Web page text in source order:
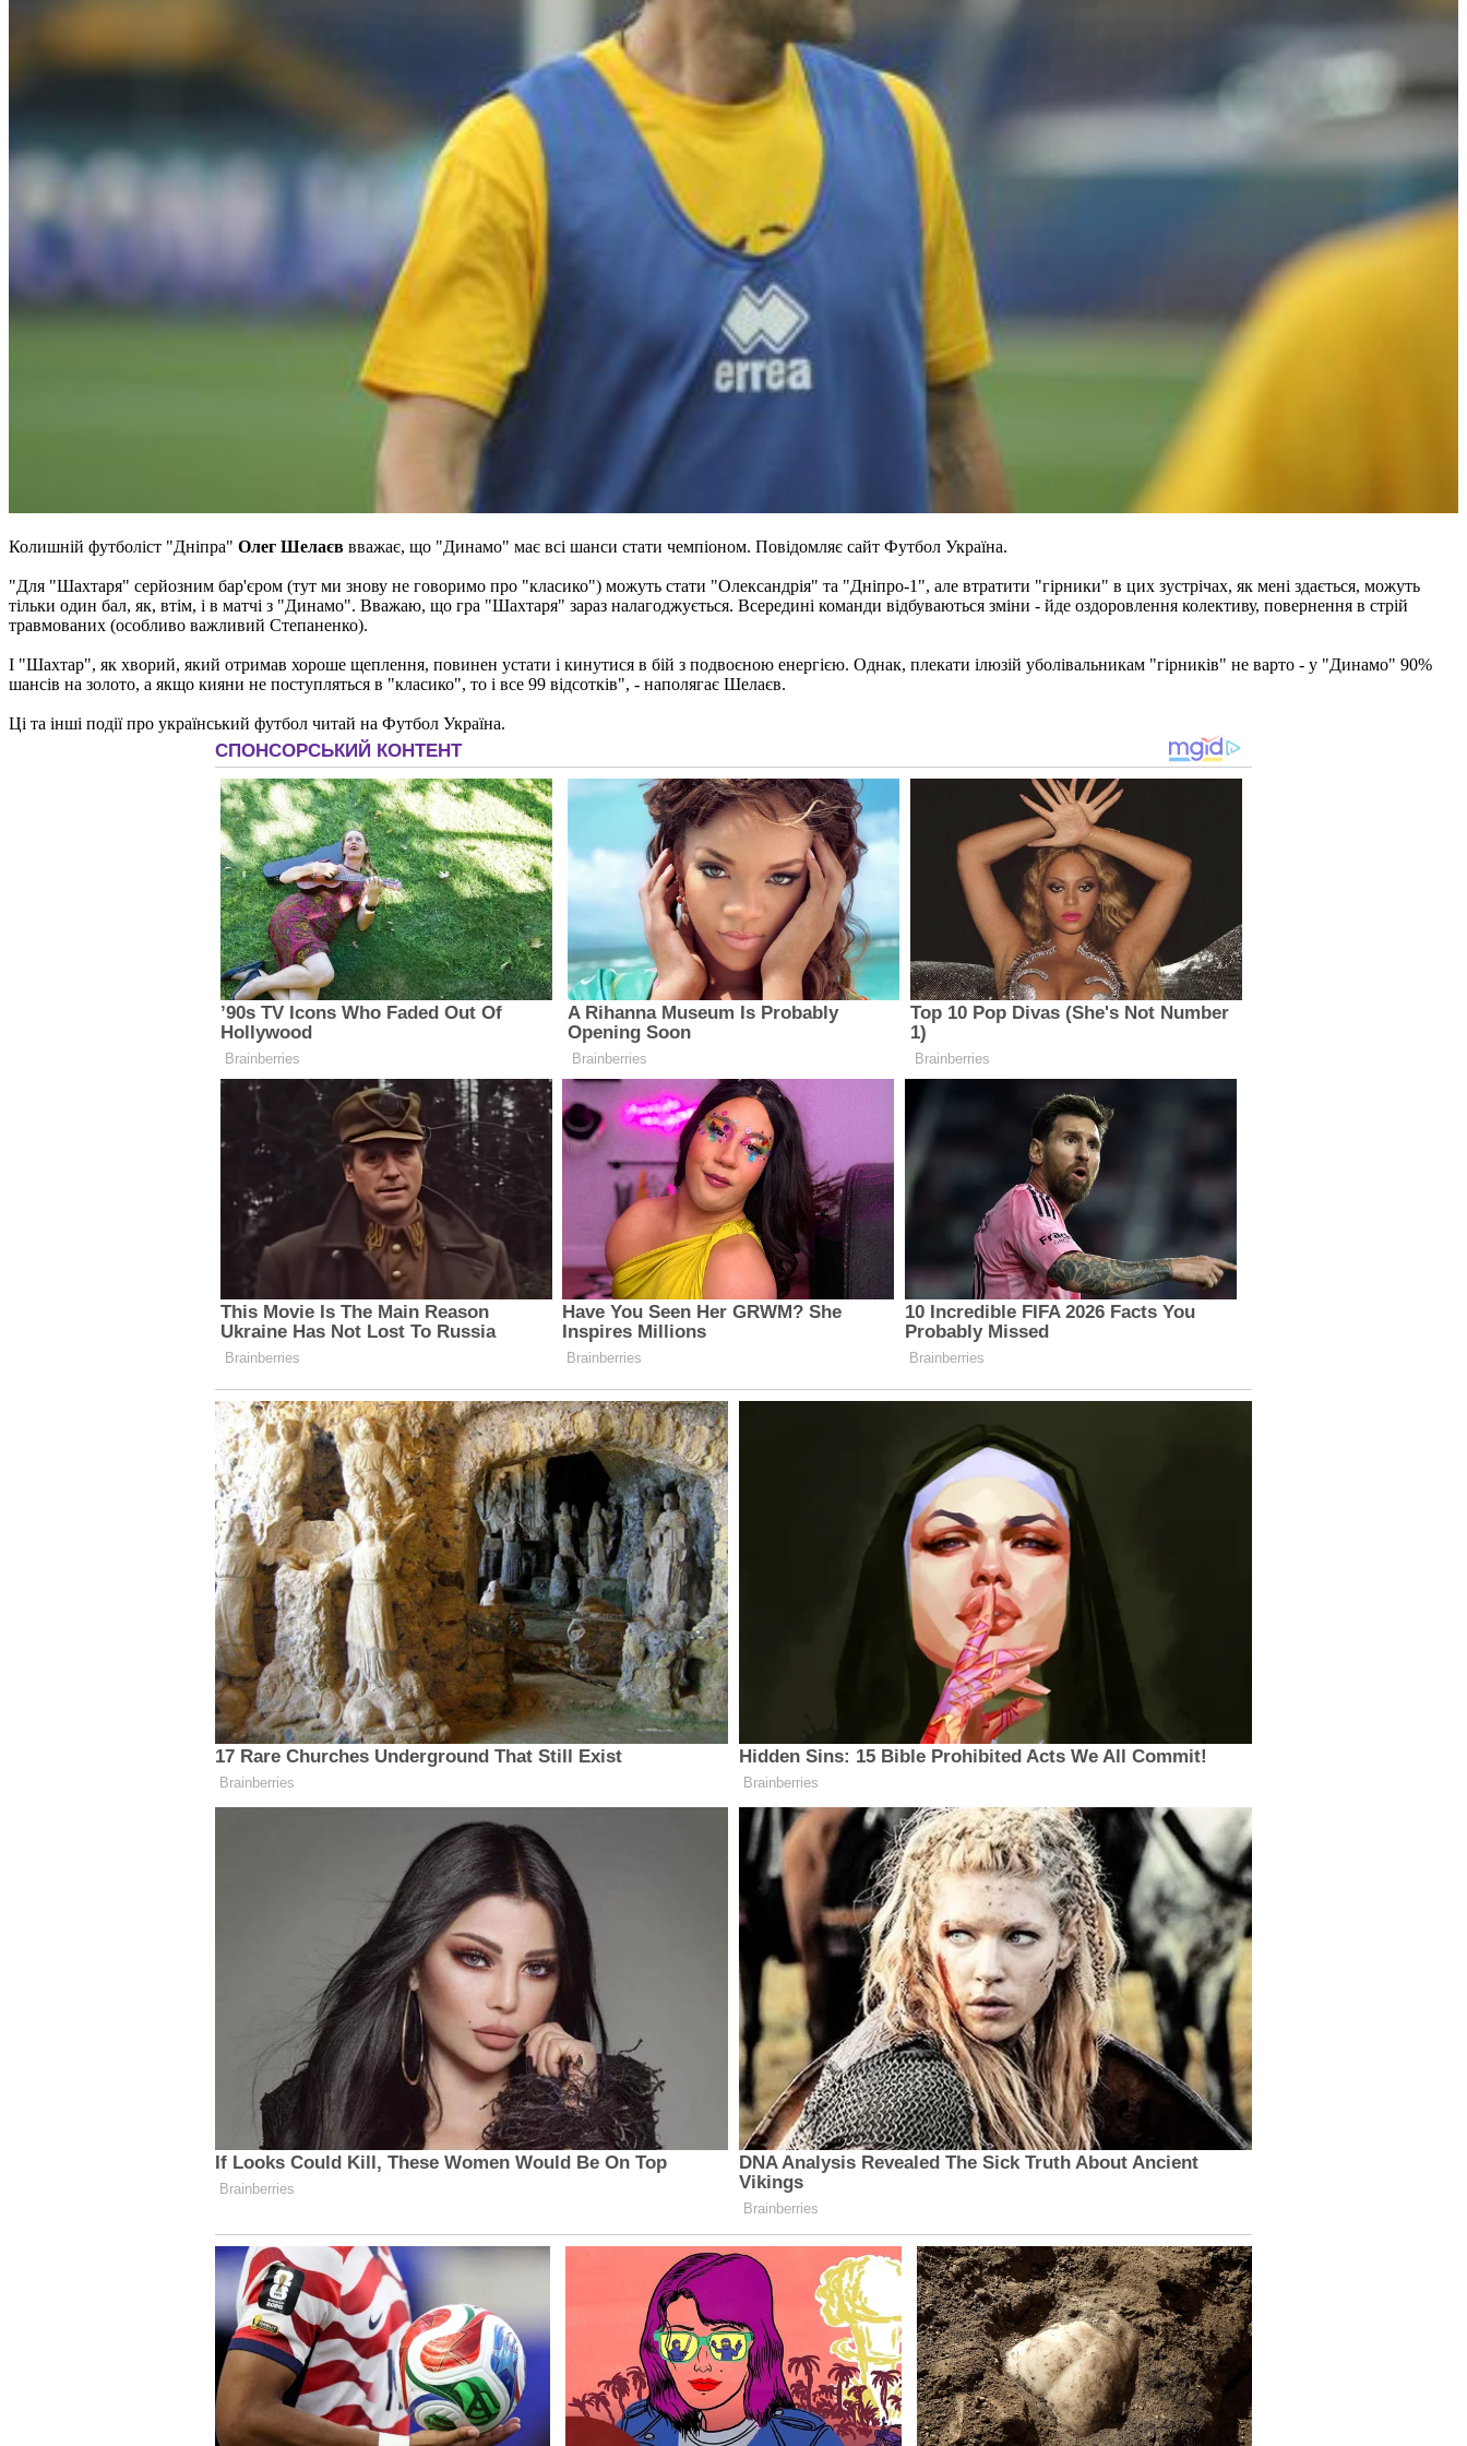
Колишній футболіст "Дніпра" Олег Шелаєв вважає, що "Динамо" має всі шанси стати чемпіоном. Повідомляє сайт Футбол Україна.
"Для "Шахтаря" серйозним бар'єром (тут ми знову не говоримо про "класико") можуть стати "Олександрія" та "Дніпро-1", але втратити "гірники" в цих зустрічах, як мені здається, можуть
тільки один бал, як, втім, і в матчі з "Динамо". Вважаю, що гра "Шахтаря" зараз налагоджується. Всередині команди відбуваються зміни - йде оздоровлення колективу, повернення в стрій
травмованих (особливо важливий Степаненко).
І "Шахтар", як хворий, який отримав хороше щеплення, повинен устати і кинутися в бій з подвоєною енергією. Однак, плекати ілюзій уболівальникам "гірників" не варто - у "Динамо" 90%
шансів на золото, а якщо кияни не поступляться в "класико", то і все 99 відсотків", - наполягає Шелаєв.
Ці та інші події про український футбол читай на Футбол Україна.